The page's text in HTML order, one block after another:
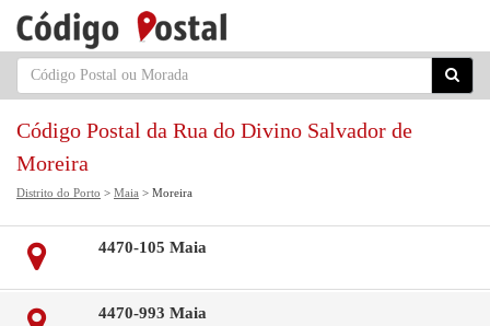
Código Postal da Rua do Divino Salvador de
Moreira
Distrito do Porto > Maia > Moreira
4470-105 Maia
4470-993 Maia